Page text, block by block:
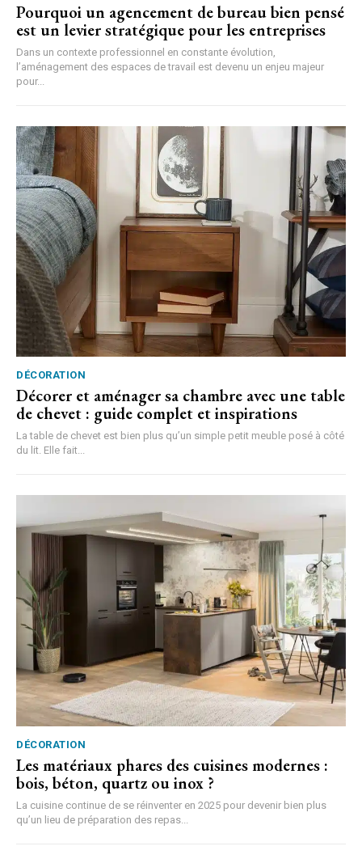
Pourquoi un agencement de bureau bien pensé
est un levier stratégique pour les entreprises
Dans un contexte professionnel en constante évolution,
l’aménagement des espaces de travail est devenu un enjeu majeur
pour...
DÉCORATION
Décorer et aménager sa chambre avec une table
de chevet : guide complet et inspirations
La table de chevet est bien plus qu’un simple petit meuble posé à côté
du lit. Elle fait...
DÉCORATION
Les matériaux phares des cuisines modernes :
bois, béton, quartz ou inox ?
La cuisine continue de se réinventer en 2025 pour devenir bien plus
qu’un lieu de préparation des repas...